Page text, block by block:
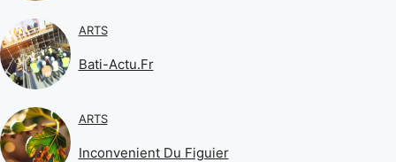
ARTS
Bati-Actu.fr
ARTS
Inconvenient Du Figuier